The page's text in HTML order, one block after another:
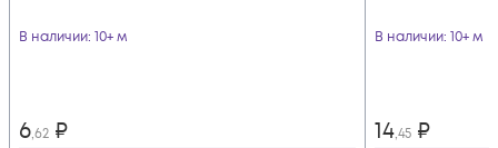
В наличии: 10+ м
6,62 ₽
В наличии: 10+ м
14,45 ₽